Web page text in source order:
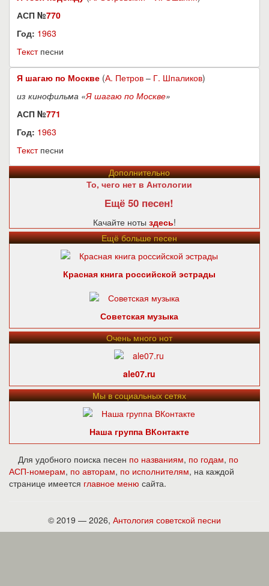
АСП №770
Год: 1963
Текстпесни
Я шагаю по Москве (А. Петров – Г. Шпаликов)
из кинофильма «Я шагаю по Москве»
АСП №771
Год: 1963
Текстпесни
Дополнительно
То, чего нет в Антологии
Ещё 50 песен!
Качайте ноты здесь!
Ещё больше песен
Красная книга российской эстрады
Советская музыка
Очень много нот
ale07.ru
Мы в социальных сетях
Наша группа ВКонтакте
Для удобного поиска песен по названиям, по годам, по
АСП-номерам, по авторам, по исполнителям, на каждой
странице имеется главное меню сайта.
© 2019 — 2026, Антология советской песни